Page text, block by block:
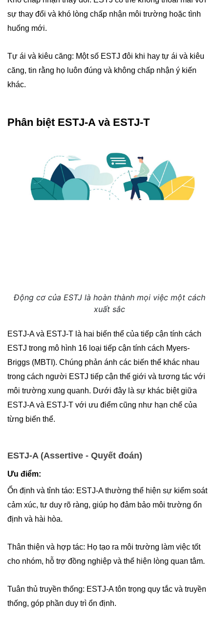
sự thay đổi và khó lòng chấp nhận môi trường hoặc tình
huống mới.
Tự ái và kiêu căng: Một số ESTJ đôi khi hay tự ái và kiêu
căng, tin rằng họ luôn đúng và không chấp nhận ý kiến
khác.
Phân biệt ESTJ-A và ESTJ-T
Động cơ của ESTJ là hoàn thành mọi việc một cách
xuất sắc
ESTJ-A và ESTJ-T là hai biến thể của tiếp cận tính cách
ESTJ trong mô hình 16 loại tiếp cận tính cách Myers-
Briggs (MBTI). Chúng phản ánh các biến thể khác nhau
trong cách người ESTJ tiếp cận thế giới và tương tác với
môi trường xung quanh. Dưới đây là sự khác biệt giữa
ESTJ-A và ESTJ-T với ưu điểm cũng như hạn chế của
từng biến thể.
ESTJ-A (Assertive - Quyết đoán)
Ưu điểm:
Ổn định và tỉnh táo: ESTJ-A thường thể hiện sự kiểm soát
cảm xúc, tư duy rõ ràng, giúp họ đảm bảo môi trường ổn
định và hài hòa.
Thân thiện và hợp tác: Họ tạo ra môi trường làm việc tốt
cho nhóm, hỗ trợ đồng nghiệp và thể hiện lòng quan tâm.
Tuân thủ truyền thống: ESTJ-A tôn trọng quy tắc và truyền
thống, góp phần duy trì ổn định.